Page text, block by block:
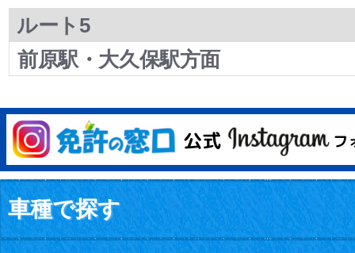
ルート5
前原駅・大久保駅方面
車種で探す